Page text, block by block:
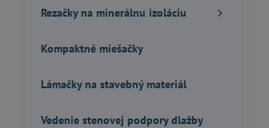
Rezačky na minerálnu izoláciu
Kompaktné miešačky
Lámačky na stavebný materiál
Vedenie stenovej podpory dlažby